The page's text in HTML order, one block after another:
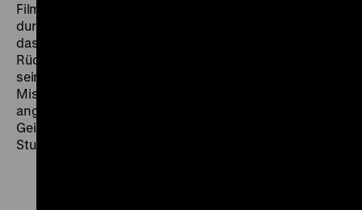
Film in Aktion war, hat ihre Argumente inzwischen
durch Zerstörungslust entschärft; die Reformer haben
das Wort.“ (Thomas Schröder,
Rückblickend betrachtet hat der Linke Meichsner mit
seiner Kritik an verbohrten, vom Glauben an ihre
Mission durchströmten Linksextremisten, für die der
angeblich gute Zweck jedes Mittel heiligt, jene
Geisteshaltung genau beschrieben, die von den
Studentenprotesten zum Terrorismus führte. (gym)